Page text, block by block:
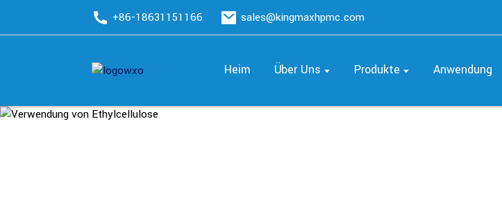
+86-18631151166 sales@kingmaxhpmc.com
Heim Über Uns Produkte Anwendung